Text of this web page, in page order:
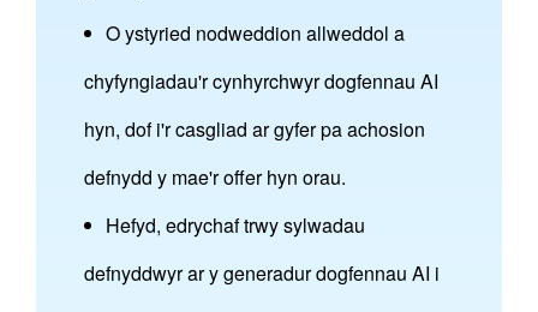
O ystyried nodweddion allweddol a
chyfyngiadau'r cynhyrchwyr dogfennau AI
hyn, dof i'r casgliad ar gyfer pa achosion
defnydd y mae'r offer hyn orau.
Hefyd, edrychaf trwy sylwadau
defnyddwyr ar y generadur dogfennau AI i